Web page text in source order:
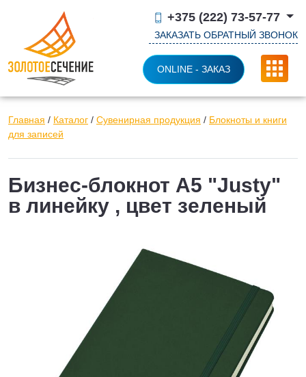
+375 (222) 73-57-77
ЗАКАЗАТЬ ОБРАТНЫЙ ЗВОНОК
ONLINE - ЗАКАЗ
Главная / Каталог / Сувенирная продукция / Блокноты и книги
для записей
Бизнес-блокнот A5 "Justy"
в линейку , цвет зеленый